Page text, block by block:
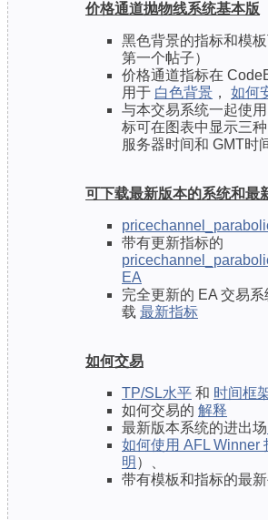
价格通道抛物线系统基本版
黑色背景的指标和模
第一个帖子）
价格通道指标在
用于 白色背景 ， 如何
与本交易系统一起使
标可在图表中显示三种
服务器时间和 GMT时
可下载最新版本的系统和最
带有更新指标的
EA
完全更新的 EA 交易系
载 最新指标
如何交易
TP/SL水平 和 时间框
如何交易的 解释
最新版本系统的进出场
如何使用 AFL Winner
明 ）、
带有模板和指标的最